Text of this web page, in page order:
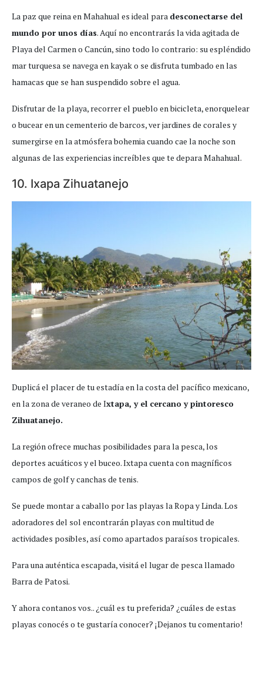
La paz que reina en Mahahual es ideal para desconectarse del
mundo por unos días. Aquí no encontrarás la vida agitada de
Playa del Carmen o Cancún, sino todo lo contrario: su espléndido
mar turquesa se navega en kayak o se disfruta tumbado en las
hamacas que se han suspendido sobre el agua.
Disfrutar de la playa, recorrer el pueblo en bicicleta, enorquelear
o bucear en un cementerio de barcos, ver jardines de corales y
sumergirse en la atmósfera bohemia cuando cae la noche son
algunas de las experiencias increíbles que te depara Mahahual.
10. Ixapa Zihuatanejo
Duplicá el placer de tu estadía en la costa del pacífico mexicano,
en la zona de veraneo de Ixtapa, y el cercano y pintoresco
Zihuatanejo.
La región ofrece muchas posibilidades para la pesca, los
deportes acuáticos y el buceo. Ixtapa cuenta con magníficos
campos de golf y canchas de tenis.
Se puede montar a caballo por las playas la Ropa y Linda. Los
adoradores del sol encontrarán playas con multitud de
actividades posibles, así como apartados paraísos tropicales.
Para una auténtica escapada, visitá el lugar de pesca llamado
Barra de Patosi.
Y ahora contanos vos.. ¿cuál es tu preferida? ¿cuáles de estas
playas conocés o te gustaría conocer? ¡Dejanos tu comentario!